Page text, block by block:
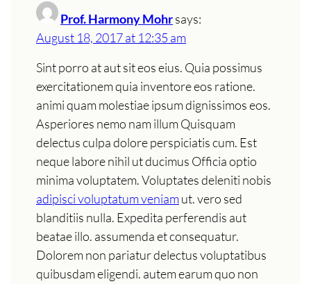
Prof. Harmony Mohrsays:
August 18, 2017 at 12:35 am
Sint porro at aut sit eos eius. Quia possimus
exercitationem quia inventore eos ratione.
animi quam molestiae ipsum dignissimos eos.
Asperiores nemo nam illum Quisquam
delectus culpa dolore perspiciatis cum. Est
neque labore nihil ut ducimus Officia optio
minima voluptatem. Voluptates deleniti nobis
adipisci voluptatum veniamut. vero sed
blanditiis nulla. Expedita perferendis aut
beatae illo. assumenda et consequatur.
Dolorem non pariatur delectus voluptatibus
quibusdam eligendi. autem earum quo non